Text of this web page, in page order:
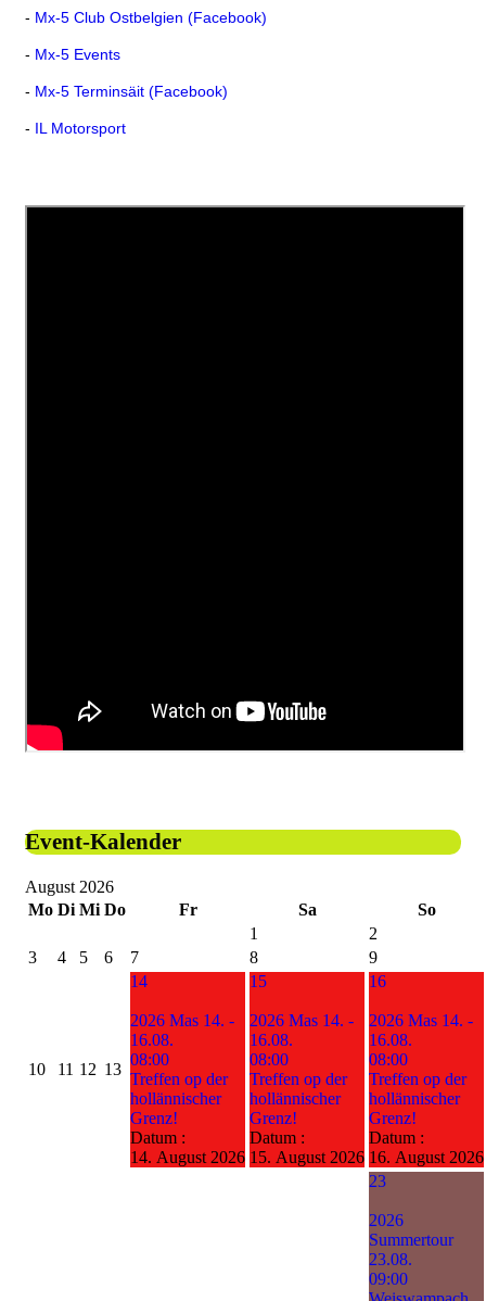
- Mx-5 Club Ostbelgien (Facebook)
- Mx-5 Events
- Mx-5 Terminsäit (Facebook)
- IL Motorsport
Event-Kalender
August 2026
Mo Di Mi Do Fr Sa
So
1
2
3
4 5 6 7 8 9
10 11 12 13
14
2026 Mas 14. -
16.08.
08:00
Treffen op der
hollännischer
Grenz!
Datum :
14. August 2026
15
2026 Mas 14. -
16.08.
08:00
Treffen op der
hollännischer
Grenz!
Datum :
15. August 2026
16
2026 Mas 14. -
16.08.
08:00
Treffen op der
hollännischer
Grenz!
Datum :
16. August 2026
23
2026
Summertour
23.08.
09:00